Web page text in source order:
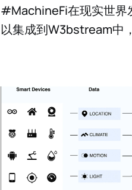
#MachineFi在现实世界
以集成到W3bstream中